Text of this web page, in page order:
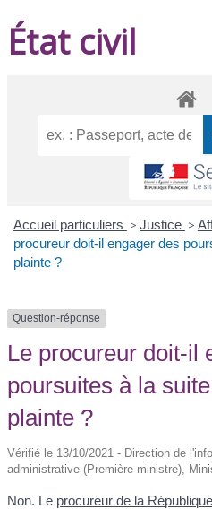
État civil
Accueil particuliers > Justice >
procureur doit-il engager des
plainte ?
Question-réponse
Le procureur doit-il
poursuites à la
plainte ?
Vérifié le 13/10/2021 - Direction de
administrative (Première ministre),
Non. Le procureur de la République